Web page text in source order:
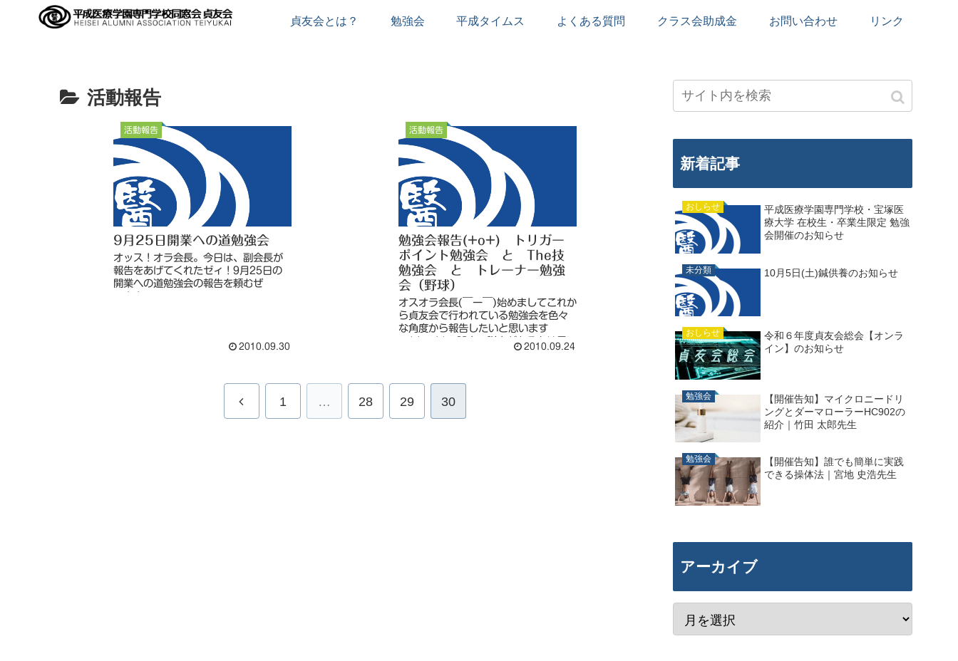
貞友会とは？ 勉強会 平成タイムス よくある質問 クラス会助成金 お問い合わせ リンク
活動報告
活動報告
9月25日開業への道勉強会
オッス！オラ会長。今日は、副会長が
報告をあげてくれたゼィ！9月25日の
開業への道勉強会の報告を頼むぜ
ぃ！！
た。貞友会と在校生合わせて17名の...
2010.09.30
活動報告
勉強会報告(+o+) トリガー
ポイント勉強会 と The技
勉強会 と トレーナー勉強
会（野球）
オスオラ会長(￣ー￣)始めましてこれか
ら貞友会で行われている勉強会を色々
な角度から報告したいと思います
≧(´▽｀)≦誤字・脱字があるとは思い
ますが、皆様の温かい心で見守って下
2010.09.24
1 … 28 29 30
新着記事
おしらせ
平成医療学園専門学校・宝塚医
療大学 在校生・卒業生限定 勉強
会開催のお知らせ
未分類 10月5日(土)鍼供養のお知らせ
おしらせ
令和６年度貞友会総会【オンラ
イン】のお知らせ
勉強会
【開催告知】マイクロニードリ
ングとダーマローラーHC902の
紹介｜竹田 太郎先生
勉強会
【開催告知】誰でも簡単に実践
できる操体法｜宮地 史浩先生
アーカイブ